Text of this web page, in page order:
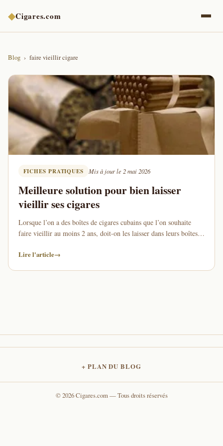
◆Cigares.com
Blog faire vieillir cigare
FICHES PRATIQUES Mis à jour le 2 mai 2026
Meilleure solution pour bien laisser
vieillir ses cigares
Lorsque l’on a des boîtes de cigares cubains que l’on souhaite
faire vieillir au moins 2 ans, doit-on les laisser dans leurs boîtes
Lire l'article→
PLAN DU BLOG
© 2026 Cigares.com — Tous droits réservés